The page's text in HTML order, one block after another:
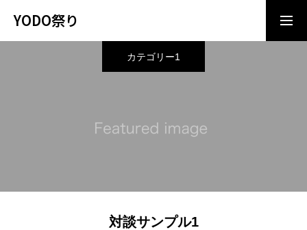
YODO祭り
カテゴリー1
対談サンプル1